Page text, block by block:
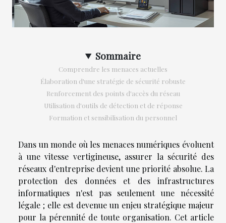
Sommaire
Comprendre les menaces actuelles
Élaboration d'une stratégie de sécurité robuste
Renforcement des points d'accès du réseau
Utilisation d'outils de détection et de réponse
Formation et sensibilisation du personnel
Dans un monde où les menaces numériques évoluent
à une vitesse vertigineuse, assurer la sécurité des
réseaux d'entreprise devient une priorité absolue. La
protection des données et des infrastructures
informatiques n'est pas seulement une nécessité
légale ; elle est devenue un enjeu stratégique majeur
pour la pérennité de toute organisation. Cet article